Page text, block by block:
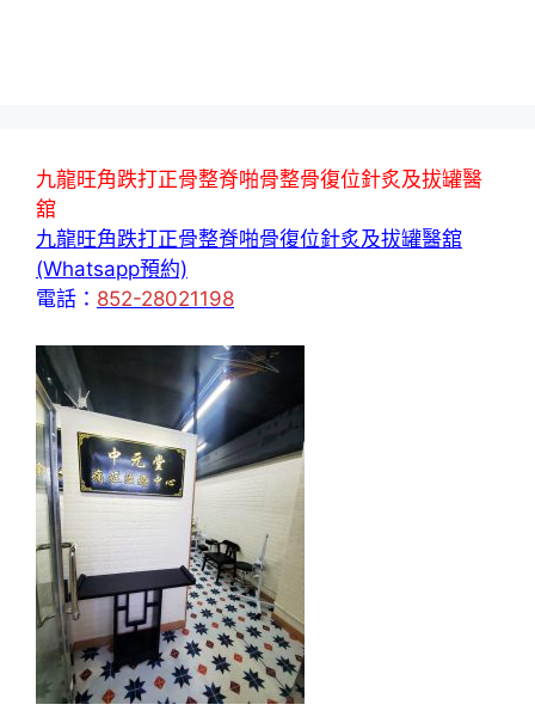
九龍旺角跌打正骨整脊啪骨整骨復位針炙及拔罐醫
舘
九龍旺角跌打正骨整脊啪骨復位針炙及拔罐醫舘
(Whatsapp預約)
電話： 852-28021198